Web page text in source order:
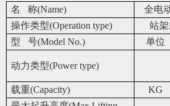
名 称(Name)
全电
操作类型(Operation type)
站架
型 号(Model No.)
单位
动力类型(Power type)
载重(Capacity)
KG